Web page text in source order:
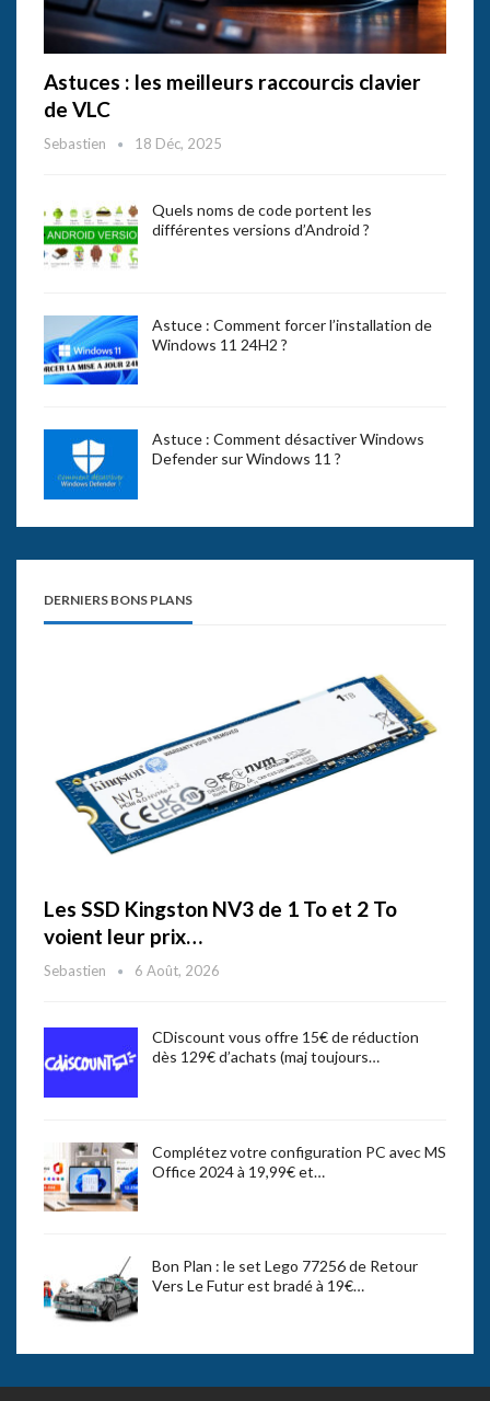
Astuces : les meilleurs raccourcis clavier
de VLC
Sebastien 18 Déc, 2025
Quels noms de code portent les
différentes versions d’Android ?
Astuce : Comment forcer l’installation de
Windows 11 24H2 ?
Astuce : Comment désactiver Windows
Defender sur Windows 11 ?
DERNIERS BONS PLANS
Les SSD Kingston NV3 de 1 To et 2 To
voient leur prix…
Sebastien 6 Août, 2026
CDiscount vous offre 15€ de réduction
dès 129€ d’achats (maj toujours…
Complétez votre configuration PC avec MS
Office 2024 à 19,99€ et…
Bon Plan : le set Lego 77256 de Retour
Vers Le Futur est bradé à 19€…